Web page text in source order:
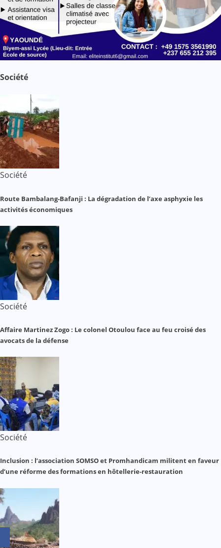
Société
Société
Route Bambalang-Bafanji : La dégradation de l’axe asphyxie les
activités économiques
Société
Affaire Martinez Zogo : Le colonel Otoulou face au feu croisé des
avocats de la défense
Société
Inclusion : l’association SOMSO et Promhandicam militent en faveur
d’une réforme des formations en hôtellerie-restauration